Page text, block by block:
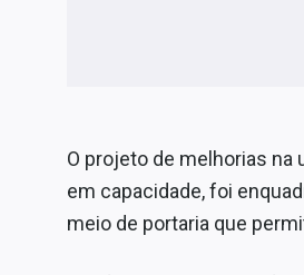
O projeto de melhorias
em capacidade, foi
meio de portaria que